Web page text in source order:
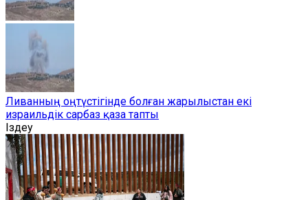
Ливанның оңтүстігінде болған жарылыстан екі
израильдік сарбаз қаза тапты
Іздеу